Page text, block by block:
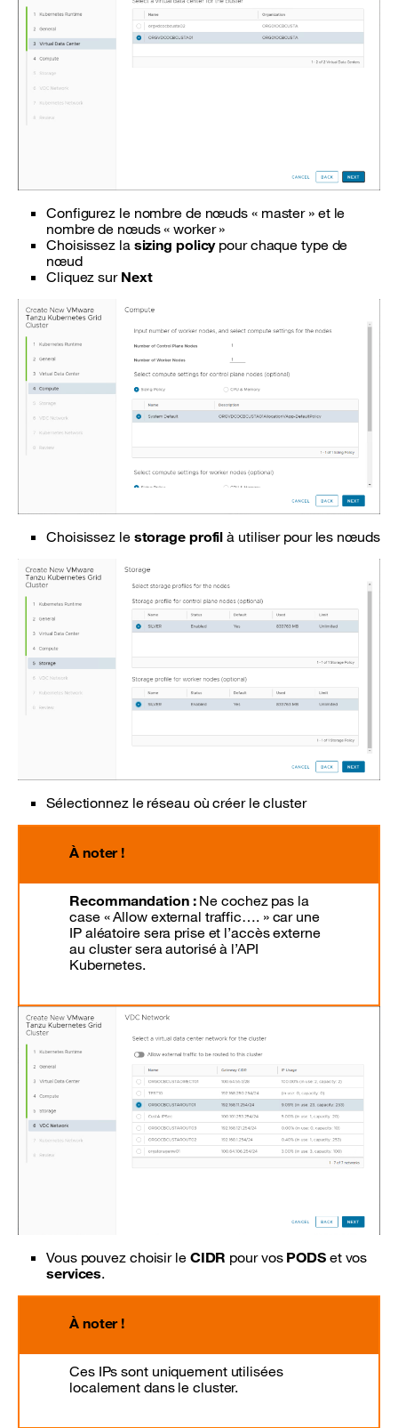
Configurez le nombre de nœuds « master » et le
nombre de nœuds « worker »
Choisissez la sizing policypour chaque type de
nœud
Cliquez sur Next
Choisissez le storage profil à utiliser pour les nœuds
Sélectionnez le réseau où créer le cluster
À noter !
Recommandation :Ne cochez pas la
case « Allow external traffic…. » car une
IP aléatoire sera prise et l’accès externe
au cluster sera autorisé à l’API
Kubernetes.
Vous pouvez choisir le CIDR pour vos PODSet vos
services.
À noter !
Ces IPs sont uniquement utilisées
localement dans le cluster.